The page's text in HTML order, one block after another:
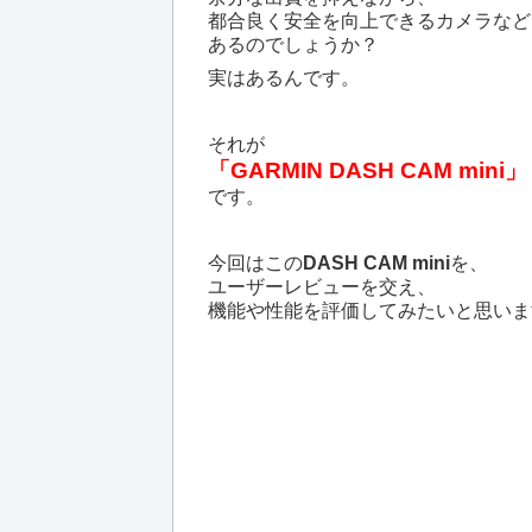
都合良く安全を向上できるカメラなど
あるのでしょうか？
実はあるんです。
それが
「GARMIN DASH CAM mini」
です。
今回はこのDASH CAM miniを、
ユーザーレビューを交え、
機能や性能を評価してみたいと思い